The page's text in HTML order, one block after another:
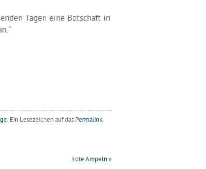
Tagen eine Botschaft in
. Ein Lesezeichen auf das Permalink.
Rote Ampeln»